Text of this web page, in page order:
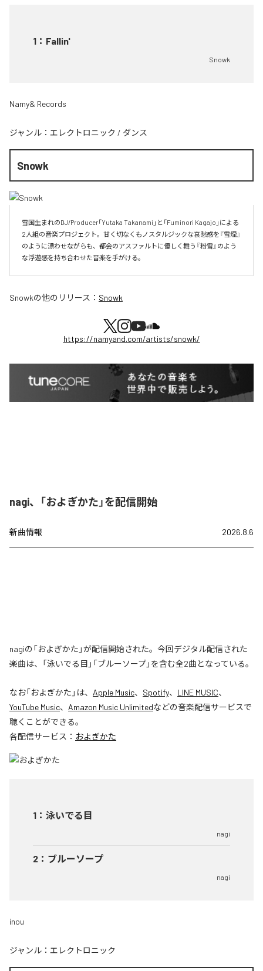
1 ： Fallin'
Snowk
Namy& Records
ジャンル： エレクトロニック / ダンス
Snowk
雪国生まれのDJ/Producer「Yutaka Takanami」と「Fuminori Kagajo」による
2人組の音楽プロジェクト。甘く切なくもノスタルジックな哀愁感を『雪煙』
のように漂わせながらも、都会のアスファルトに優しく舞う『粉雪』のよう
な浮遊感を持ち合わせた音楽を手がける。
Snowkの他のリリース： Snowk
https://namyand.com/artists/snowk/
nagi、「およぎかた」を配信開始
新曲情報 2026.8.6
nagiの「およぎかた」が配信開始された。今回デジタル配信された
楽曲は、「泳いでる目」「ブルーソープ」を含む全2曲となっている。
なお「およぎかた 」は、 Apple Music、 Spotify、 LINE MUSIC、
YouTube Music、 Amazon Music Unlimitedなどの音楽配信サービスで
聴くことができる。
各配信サービス： およぎかた
1 ： 泳いでる目
nagi
2 ： ブルーソープ
nagi
inou
ジャンル： エレクトロニック